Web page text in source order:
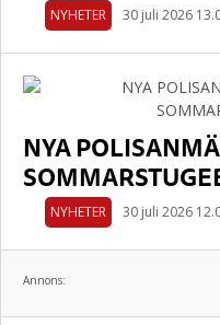
NYHETER 30 juli 2026
NYA
NYHETER 30 juli 2026
Annons: